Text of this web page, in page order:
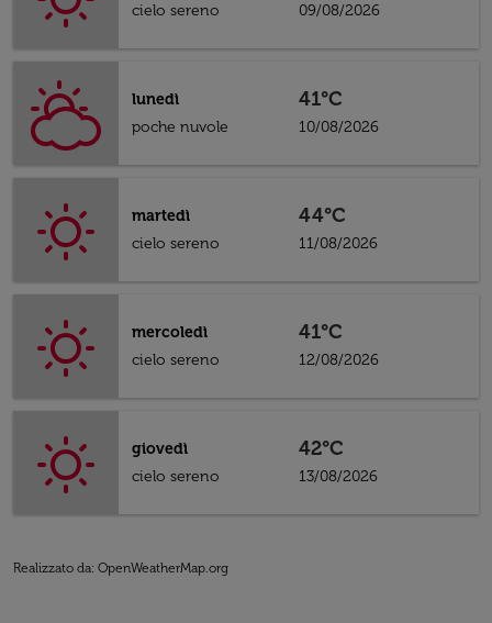
cielo sereno
09/08/2026
lunedì
poche nuvole
41°C
10/08/2026
martedì
cielo sereno
44°C
11/08/2026
mercoledì
cielo sereno
41°C
12/08/2026
giovedì
cielo sereno
42°C
13/08/2026
Realizzato da: OpenWeatherMap.org